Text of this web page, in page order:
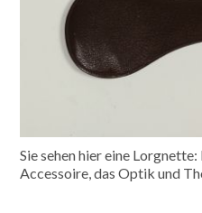
Sie sehen hier eine
Accessoire, das Optik und